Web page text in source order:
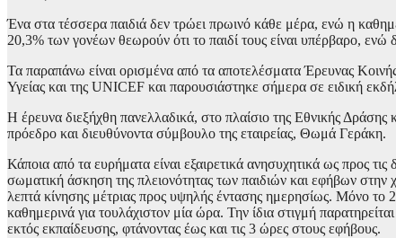
Ένα στα τέσσερα παιδιά δεν τρώει πρωινό κάθε μέρα, ενώ η
20,3% των γονέων θεωρούν ότι το παιδί τους είναι υπέρβαρο, ενώ
Τα παραπάνω είναι ορισμένα από τα αποτελέσματα Έρευνας
Υγείας και της UNICEF και παρουσιάστηκε σήμερα σε ειδική
Η έρευνα διεξήχθη πανελλαδικά, στο πλαίσιο της Εθνικής
πρόεδρο και διευθύνοντα σύμβουλο της εταιρείας, Θωμά Γεράκη.
Κάποια από τα ευρήματα είναι εξαιρετικά ανησυχητικά ως προς
σωματική άσκηση της πλειονότητας των παιδιών και εφήβων
λεπτά κίνησης μέτριας προς υψηλής έντασης ημερησίως. Μόνο
καθημερινά για τουλάχιστον μία ώρα. Την ίδια στιγμή
εκτός εκπαίδευσης, φτάνοντας έως και τις 3 ώρες στους εφήβους.